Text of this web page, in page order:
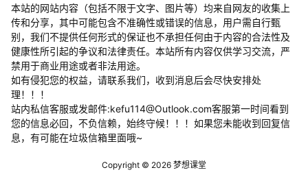
本站的网站内容（包括不限于文字、图片等）均来自网友的收集上
传和分享，其中可能包含不准确性或错误的信息，用户需自行甄
别，我们不提供任何形式的保证也不承担任何由于内容的合法性及
健康性所引起的争议和法律责任。本站所有内容仅供学习交流，严
禁用于商业用途或者非法用途。
​如有侵犯您的权益，请联系我们，收到消息后会尽快安排处
理！！！
站内私信客服或发邮件:kefu114@Outlook.com客服第一时间看到
您的信息必回，不负信赖，始终守候！！！如果您未能收到回复信
息，有可能在垃圾信箱里面哦~
Copyright © 2026 梦想课堂